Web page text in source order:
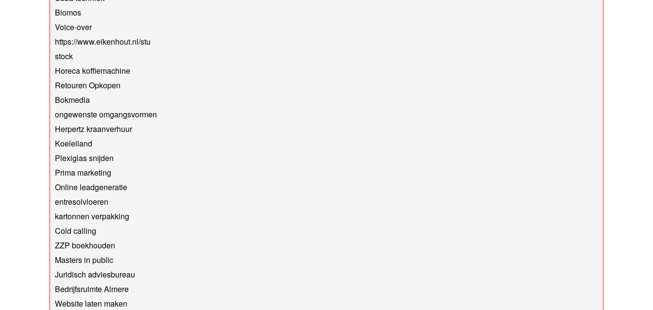
Biomos
Voice-over
https://www.eikenhout.nl/stu
stock
Horeca koffiemachine
Retouren Opkopen
Bokmedia
ongewenste omgangsvormen
Herpertz kraanverhuur
Koeleiland
Plexiglas snijden
Prima marketing
Online leadgeneratie
entresolvloeren
kartonnen verpakking
Cold calling
ZZP boekhouden
Masters in public
Juridisch adviesbureau
Bedrijfsruimte Almere
Website laten maken